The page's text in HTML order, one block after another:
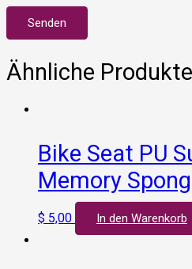
Ähnliche Produkte
Bike Seat PU
Memory
$ 5,00 In den Warenkorb